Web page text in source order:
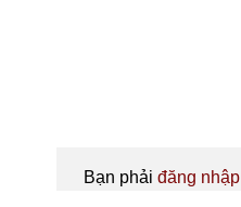
Bạn phải đăng nhập